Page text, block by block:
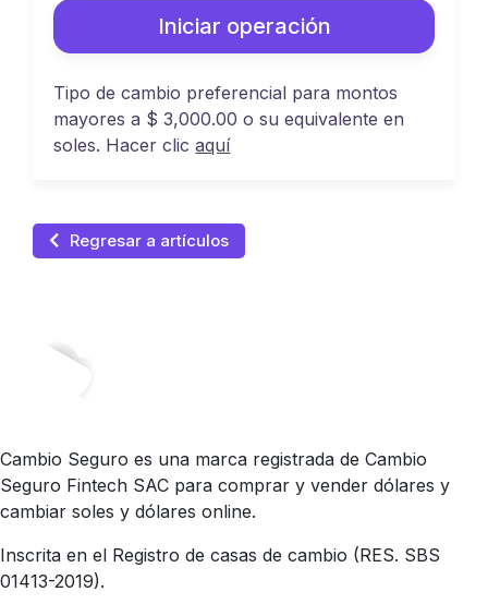
Iniciar operación
Tipo de cambio preferencial para montos
mayores a $ 3,000.00 o su equivalente en
soles. Hacer clicaquí
Regresar a artículos
Cambio Seguro es una marca registrada de Cambio
Seguro Fintech SAC para comprar y vender dólares y
cambiar soles y dólares online.
Inscrita en el Registro de casas de cambio (RES. SBS
01413-2019).